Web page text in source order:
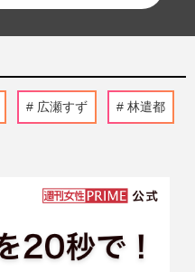
広瀬すず 林遣都